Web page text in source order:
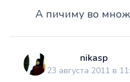
А пичиму во
nikasp
23 августа 2011 в